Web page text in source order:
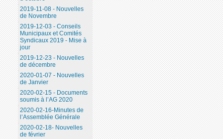
2019-11-08 - Nouvelles
de Novembre
2019-12-03 - Conseils
Municipaux et Comités
Syndicaux 2019 - Mise à
jour
2019-12-23 - Nouvelles
de décembre
2020-01-07 - Nouvelles
de Janvier
2020-02-15 - Documents
soumis à l’AG 2020
2020-02-16-Minutes de
l’Assemblée Générale
2020-02-18- Nouvelles
de février